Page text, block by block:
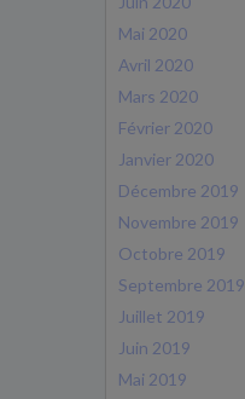
Mai 2020
Avril 2020
Mars 2020
Février 2020
Janvier 2020
Décembre 2019
Novembre 2019
Octobre 2019
Septembre 2019
Juillet 2019
Juin 2019
Mai 2019